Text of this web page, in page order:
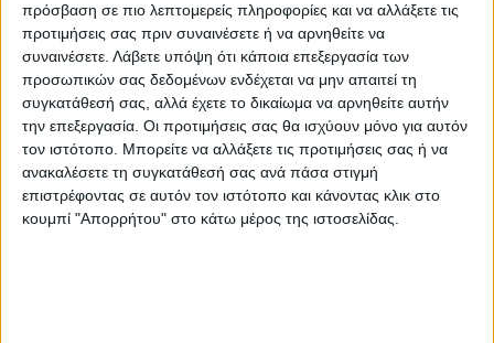
πρόσβαση σε πιο λεπτομερείς πληροφορίες και να αλλάξετε τις
προτιμήσεις σας πριν συναινέσετε ή να αρνηθείτε να
συναινέσετε. Λάβετε υπόψη ότι κάποια επεξεργασία των
προσωπικών σας δεδομένων ενδέχεται να μην απαιτεί τη
συγκατάθεσή σας, αλλά έχετε το δικαίωμα να αρνηθείτε αυτήν
την επεξεργασία. Οι προτιμήσεις σας θα ισχύουν μόνο για αυτόν
τον ιστότοπο. Μπορείτε να αλλάξετε τις προτιμήσεις σας ή να
ανακαλέσετε τη συγκατάθεσή σας ανά πάσα στιγμή
επιστρέφοντας σε αυτόν τον ιστότοπο και κάνοντας κλικ στο
κουμπί "Απορρήτου" στο κάτω μέρος της ιστοσελίδας.
Η Αρχαιότερη Καθημερινή Πρωινή Εφημερίδα της Καρδίτσας
ΠΑΡΟΜΟΙΑ ΑΡΘΡΑ